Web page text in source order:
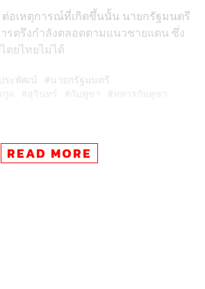
อเหตุการณ์ที่เกิดขึ้นนั้น นายกรัฐมนตรี
รตรึงกำลังตลอดตามแนวชายแดน ซึ่ง
ตยไทยไม่ได้
ระพัฒน์
นายกรัฐมนตรี
ล
สุรินทร์
READ MORE